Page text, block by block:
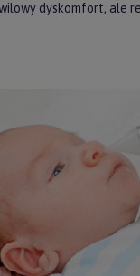
dyskomfort, ale
być